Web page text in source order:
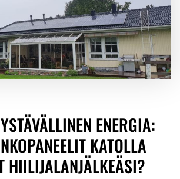
ENERGIA:
KATOLLA
HIILIJALANJÄLKEÄSI?